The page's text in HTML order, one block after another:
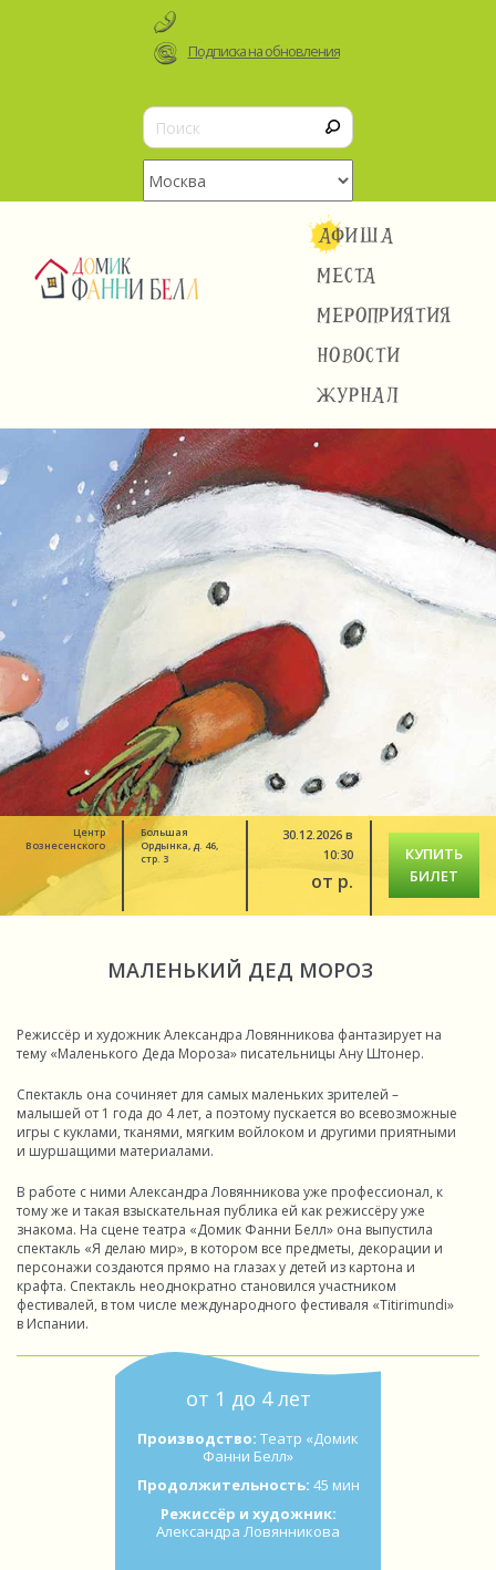
Подписка на обновления
АФИША
МЕСТА
МЕРОПРИЯТИЯ
НОВОСТИ
ЖУРНАЛ
Центр
Вознесенского
Большая
Ордынка, д. 46,
стр. 3
30.12.2026 в
10:30
от р.
КУПИТЬ
БИЛЕТ
МАЛЕНЬКИЙ ДЕД МОРОЗ
Режиссёр и художник Александра Ловянникова фантазирует на
тему «Маленького Деда Мороза» писательницы Ану Штонер.
Спектакль она сочиняет для самых маленьких зрителей –
малышей от 1 года до 4 лет, а поэтому пускается во всевозможные
игры с куклами, тканями, мягким войлоком и другими приятными
и шуршащими материалами.
В работе с ними Александра Ловянникова уже профессионал, к
тому же и такая взыскательная публика ей как режиссёру уже
знакома. На сцене театра «Домик Фанни Белл» она выпустила
спектакль «Я делаю мир», в котором все предметы, декорации и
персонажи создаются прямо на глазах у детей из картона и
крафта. Спектакль неоднократно становился участником
фестивалей, в том числе международного фестиваля «Titirimundi»
в Испании.
от 1 до 4 лет
Производство: Театр «Домик
Фанни Белл»
Продолжительность: 45 мин
Режиссёр и художник:
Александра Ловянникова